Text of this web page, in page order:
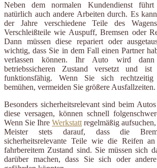
Neben dem normalen Kundendienst
natürlich auch andere Arbeiten durch. Es
der Jahre verschiedene Teile des
Verschleißteile wie Auspuff, Bremsen oder
Dann müssen diese repariert oder
wichtig, dass Sie in dem Fall einen Partner
verlassen können. Ihr Auto wird
betriebssicheren Zustand versetzt und
funktionsfähig. Wenn Sie sich
bemühen, vermeiden Sie größere Ausfallzeiten.
Besonders sicherheitsrelevant sind beim
diese versagen, können schnell
Wenn Sie Ihre Werkstatt regelmäßig
Meister stets darauf, dass die
sicherheitsrelevante Teile wie die Reifen
fahrbereitem Zustand sind. Sie müssen sich
darüber machen, dass Sie sich oder